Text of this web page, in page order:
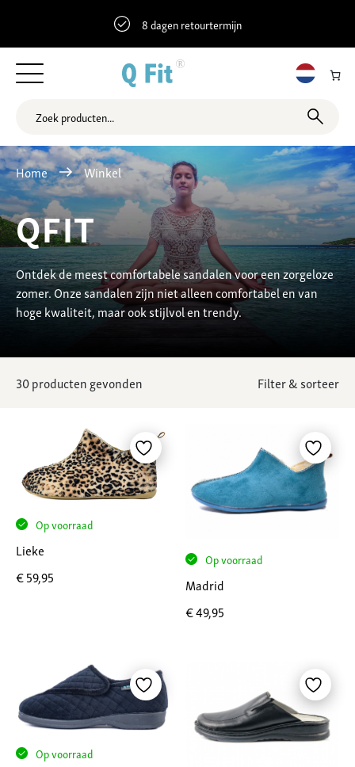
8 dagen retourtermijn
Home Winkel
QFIT
Ontdek de meest comfortabele sandalen voor een zorgeloze
zomer. Onze sandalen zijn niet alleen comfortabel en van
hoge kwaliteit, maar ook stijlvol en trendy.
30producten gevonden Filter & sorteer
Op voorraad
Lieke
€59,95
Op voorraad
Madrid
€49,95
Op voorraad